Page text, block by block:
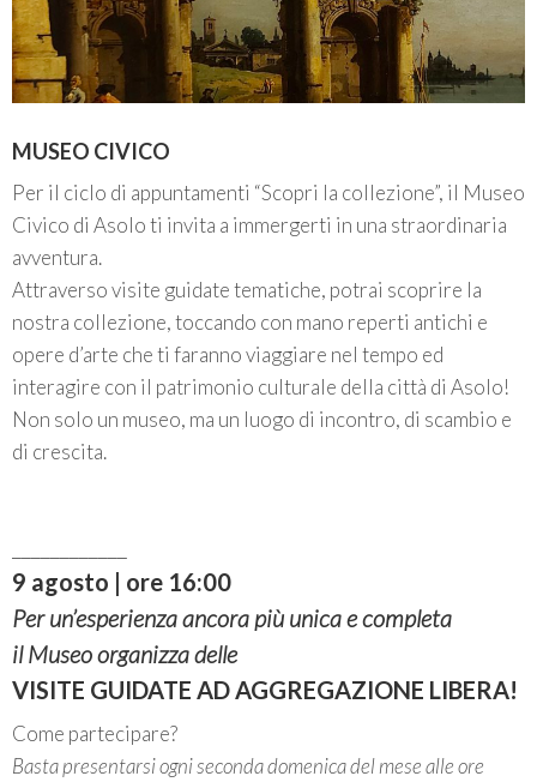
MUSEO CIVICO
Per il ciclo di appuntamenti “Scopri la collezione”, il Museo
Civico di Asolo ti invita a immergerti in una straordinaria
avventura.
Attraverso visite guidate tematiche, potrai scoprire la
nostra collezione, toccando con mano reperti antichi e
opere d’arte che ti faranno viaggiare nel tempo ed
interagire con il patrimonio culturale della città di Asolo!
Non solo un museo, ma un luogo di incontro, di scambio e
di crescita.
9 agosto | ore 16:00
Per un’esperienza ancora più unica e completa
il Museo organizza delle
VISITE GUIDATE AD AGGREGAZIONE LIBERA!
Come partecipare?
Basta presentarsi ogni seconda domenica del mese alle ore